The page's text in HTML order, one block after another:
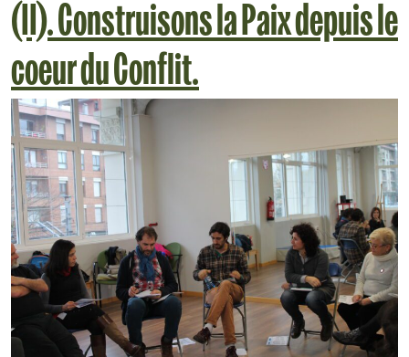
(II). Construisons la Paix depuis le
coeur du Conflit.